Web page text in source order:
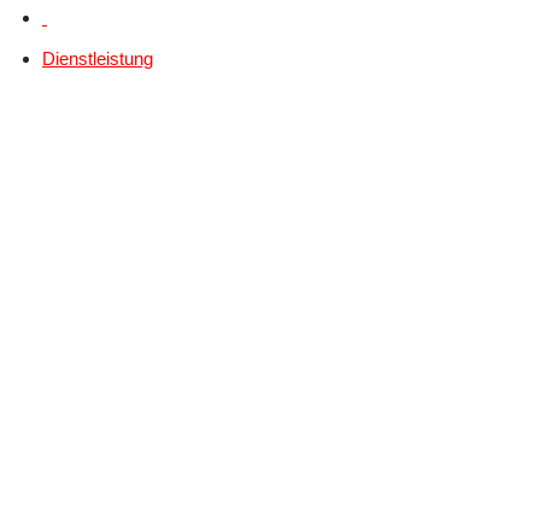
Dienstleistung